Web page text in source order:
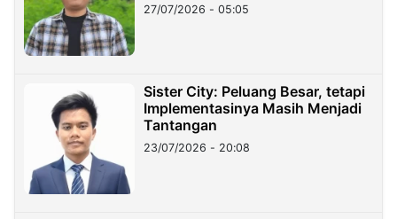
27/07/2026 - 05:05
Sister City: Peluang Besar, tetapi
Implementasinya Masih Menjadi
Tantangan
23/07/2026 - 20:08